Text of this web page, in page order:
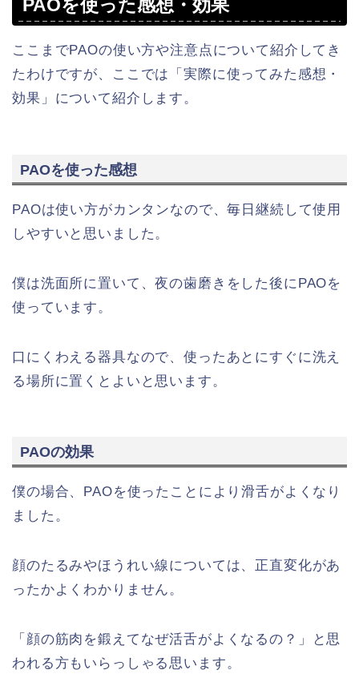
PAOを使った感想・効果
ここまでPAOの使い方や注意点について紹介してき
たわけですが、ここでは「実際に使ってみた感想・
効果」について紹介します。
PAOを使った感想
PAOは使い方がカンタンなので、毎日継続して使用
しやすいと思いました。
僕は洗面所に置いて、夜の歯磨きをした後にPAOを
使っています。
口にくわえる器具なので、使ったあとにすぐに洗え
る場所に置くとよいと思います。
PAOの効果
僕の場合、PAOを使ったことにより滑舌がよくなり
ました。
顔のたるみやほうれい線については、正直変化があ
ったかよくわかりません。
「顔の筋肉を鍛えてなぜ活舌がよくなるの？」と思
われる方もいらっしゃる思います。